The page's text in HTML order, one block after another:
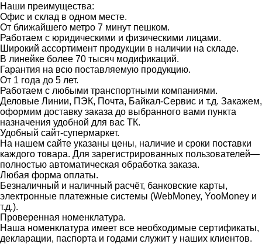
Наши преимущества:
Офис и склад в одном месте.
От ближайшего метро 7 минут пешком.
Работаем с юридическими и физическими лицами.
Широкий ассортимент продукции в наличии на складе.
В линейке более 70 тысяч модификаций.
Гарантия на всю поставляемую продукцию.
От 1 года до 5 лет.
Работаем с любыми транспортными компаниями.
Деловые Линии, ПЭК, Почта, Байкал-Сервис и т.д. Закажем,
оформим доставку заказа до выбранного вами пункта
назначения удобной для вас ТК.
Удобный сайт-супермаркет.
На нашем сайте указаны цены, наличие и сроки поставки
каждого товара. Для зарегистрированных пользователей—
полностью автоматическая обработка заказа.
Любая форма оплаты.
Безналичный и наличный расчёт, банковские карты,
электронные платежные системы (WebMoney, YooMoney и
т.д.).
Проверенная номенклатура.
Наша номенклатура имеет все необходимые сертификаты,
декларации, паспорта и годами служит у наших клиентов.